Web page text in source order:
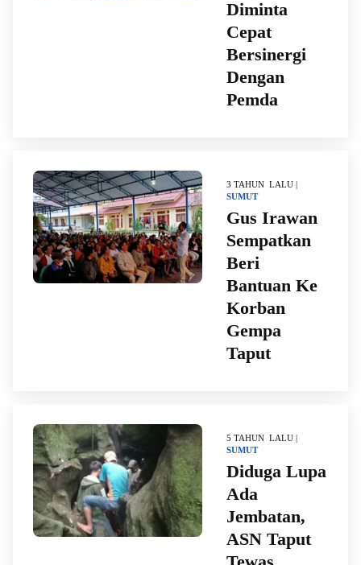
Diminta
Cepat
Bersinergi
Dengan
Pemda
3 TAHUN LALU |
SUMUT
Gus Irawan
Sempatkan
Beri
Bantuan Ke
Korban
Gempa
Taput
5 TAHUN LALU |
SUMUT
Diduga Lupa
Ada
Jembatan,
ASN Taput